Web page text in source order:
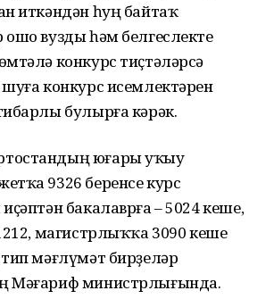
иткәндән һуң байтаҡ
ошо вузды һәм белгеслекте
конкурс тиҫтәләрсә
конкурс исемлектәрен
булырға кәрәк.
юғары уҡыу
9326 беренсе курс
бакалаврға – 5024 кеше,
магистрлыҡҡа 3090 кеше
мәғлүмәт бирҙеләр
Мәғариф министрлығында.